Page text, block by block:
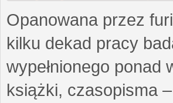
Opanowana przez
kilku dekad pracy
wypełnionego ponad
książki, czasopisma